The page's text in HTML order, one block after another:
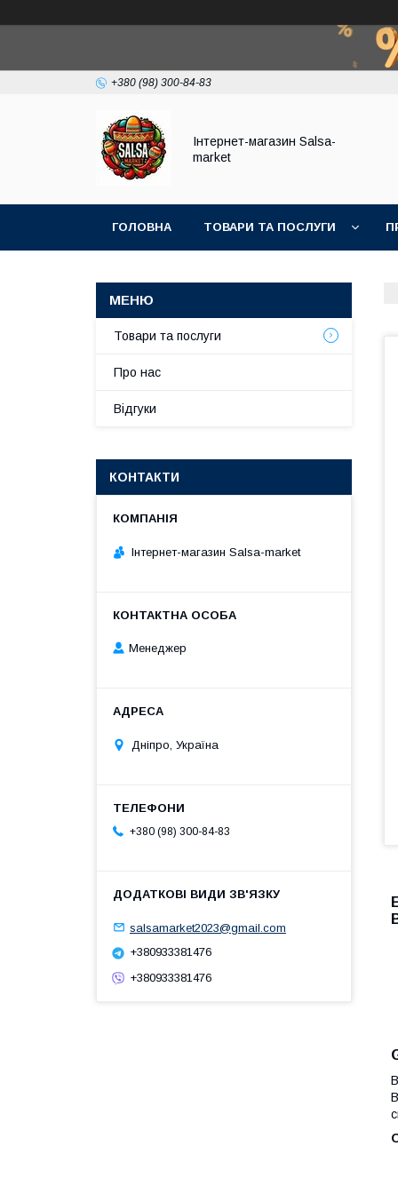
+380 (98) 300-84-83
Інтернет-магазин Salsa-
market
ГОЛОВНА ТОВАРИ ТА ПОСЛУГИ
Товари та послуги
Про нас
Відгуки
КОНТАКТИ
Інтернет-магазин Salsa-market
Менеджер
Дніпро, Україна
+380 (98) 300-84-83
salsamarket2023@gmail.com
+380933381476
+380933381476